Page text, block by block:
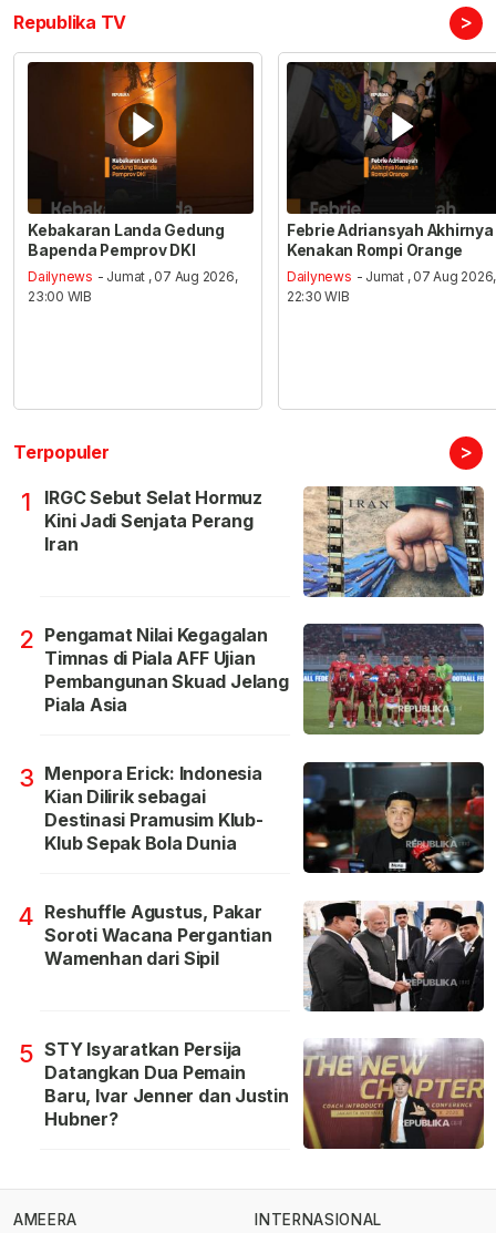
Republika TV >
Kebakaran Landa Gedung
Bapenda Pemprov DKI
Dailynews - Jumat , 07 Aug 2026,
23:00 WIB
Febrie Adriansyah Akhirnya
Kenakan Rompi Orange
Dailynews - Jumat , 07 Aug 2026,
22:30 WIB
Terpopuler >
1
IRGC Sebut Selat Hormuz
Kini Jadi Senjata Perang
Iran
2 Pengamat Nilai Kegagalan
Timnas di Piala AFF Ujian
Pembangunan Skuad Jelang
Piala Asia
3 Menpora Erick: Indonesia
Kian Dilirik sebagai
Destinasi Pramusim Klub-
Klub Sepak Bola Dunia
4 Reshuffle Agustus, Pakar
Soroti Wacana Pergantian
Wamenhan dari Sipil
5 STY Isyaratkan Persija
Datangkan Dua Pemain
Baru, Ivar Jenner dan Justin
Hubner?
AMEERA INTERNASIONAL